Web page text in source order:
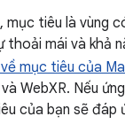
mục tiêu là vùng
thoải mái và khả
mục tiêu của
WebXR. Nếu
của bạn sẽ